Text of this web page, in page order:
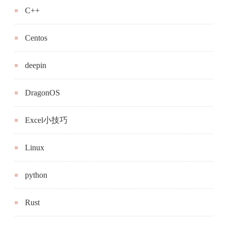
C++
Centos
deepin
DragonOS
Excel小技巧
Linux
python
Rust